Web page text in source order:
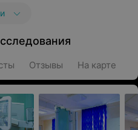
Отзывы На карте